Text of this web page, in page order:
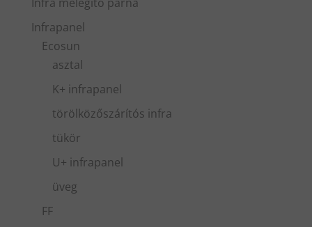
Infrapanel
Ecosun
asztal
K+ infrapanel
törölközőszárítós infra
tükör
U+ infrapanel
üveg
FF